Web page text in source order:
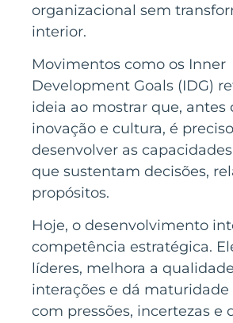
organizacional sem
interior.
Movimentos como os Inner
Development Goals (IDG)
ideia ao mostrar que, antes
inovação e cultura, é preciso
desenvolver as
que sustentam decisões,
propósitos.
Hoje, o desenvolvimento
competência estratégica.
líderes, melhora a
interações e dá maturidade
com pressões, incertezas e